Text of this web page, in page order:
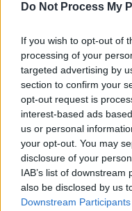
Do Not Process My
If you wish to opt-out of
processing of your
targeted advertising by
section to confirm your
opt-out request is
interest-based ads
us or personal
your opt-out. You may
disclosure of your
IAB’s list of
also be disclosed by us
Downstream Participants
Οι 20
εταιρείες έχουν
δολάρια σε
έναρξη της